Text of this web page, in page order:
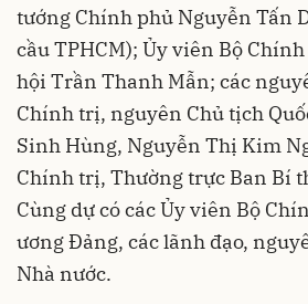
tướng Chính phủ Nguyễn Tấn
cầu TPHCM); Ủy viên Bộ
hội Trần Thanh Mẫn; các
Chính trị, nguyên Chủ tịch
Sinh Hùng, Nguyễn Thị Kim
Chính trị, Thường trực Ban Bí
Cùng dự có các Ủy viên Bộ
ương Đảng, các lãnh đạo,
Nhà nước.